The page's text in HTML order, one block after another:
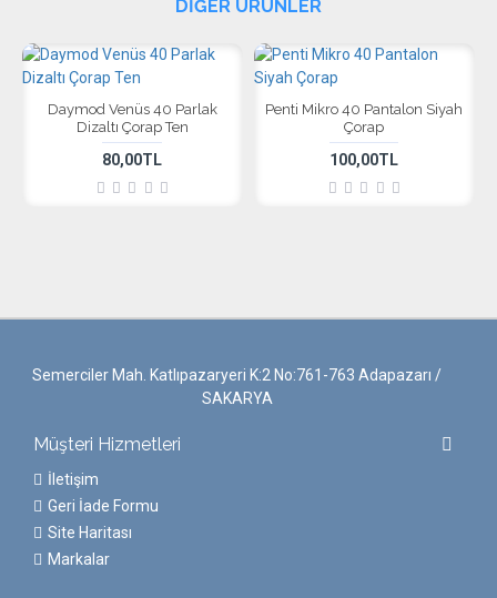
DIĞER ÜRÜNLER
Daymod Venüs 40 Parlak
Dizaltı Çorap Ten
80,00TL
Penti Mikro 40 Pantalon Siyah
Çorap
100,00TL
Semerciler Mah. Katlıpazaryeri K:2 No:761-763 Adapazarı /
SAKARYA
Müşteri Hizmetleri
İletişim
Geri İade Formu
Site Haritası
Markalar